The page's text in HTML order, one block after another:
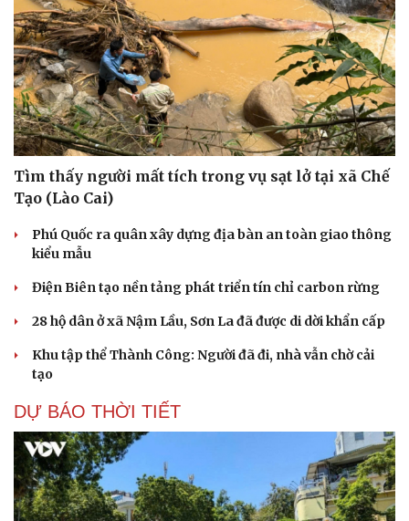
Tìm thấy người mất tích trong vụ sạt lở tại xã Chế
Tạo (Lào Cai)
Phú Quốc ra quân xây dựng địa bàn an toàn giao thông
kiểu mẫu
Điện Biên tạo nền tảng phát triển tín chỉ carbon rừng
28 hộ dân ở xã Nậm Lầu, Sơn La đã được di dời khẩn cấp
Khu tập thể Thành Công: Người đã đi, nhà vẫn chờ cải
tạo
DỰ BÁO THỜI TIẾT